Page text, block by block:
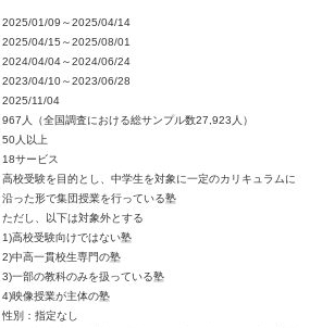
2025/01/09～2025/04/14
2025/04/15～2025/08/01
2024/04/04～2024/06/24
2023/04/10～2023/06/28
2025/11/04
967人（全国調査における総サンプル数27,923人）
50人以上
18サービス
高校受験を目的とし、中学生を対象に一定のカリキュラムに
沿った形で集団授業を行っている塾
ただし、以下は対象外とする
1)高校受験向けではない塾
2)中高一貫校生専門の塾
3)一部の教科のみを扱っている塾
4)映像授業が主体の塾
性別：指定なし